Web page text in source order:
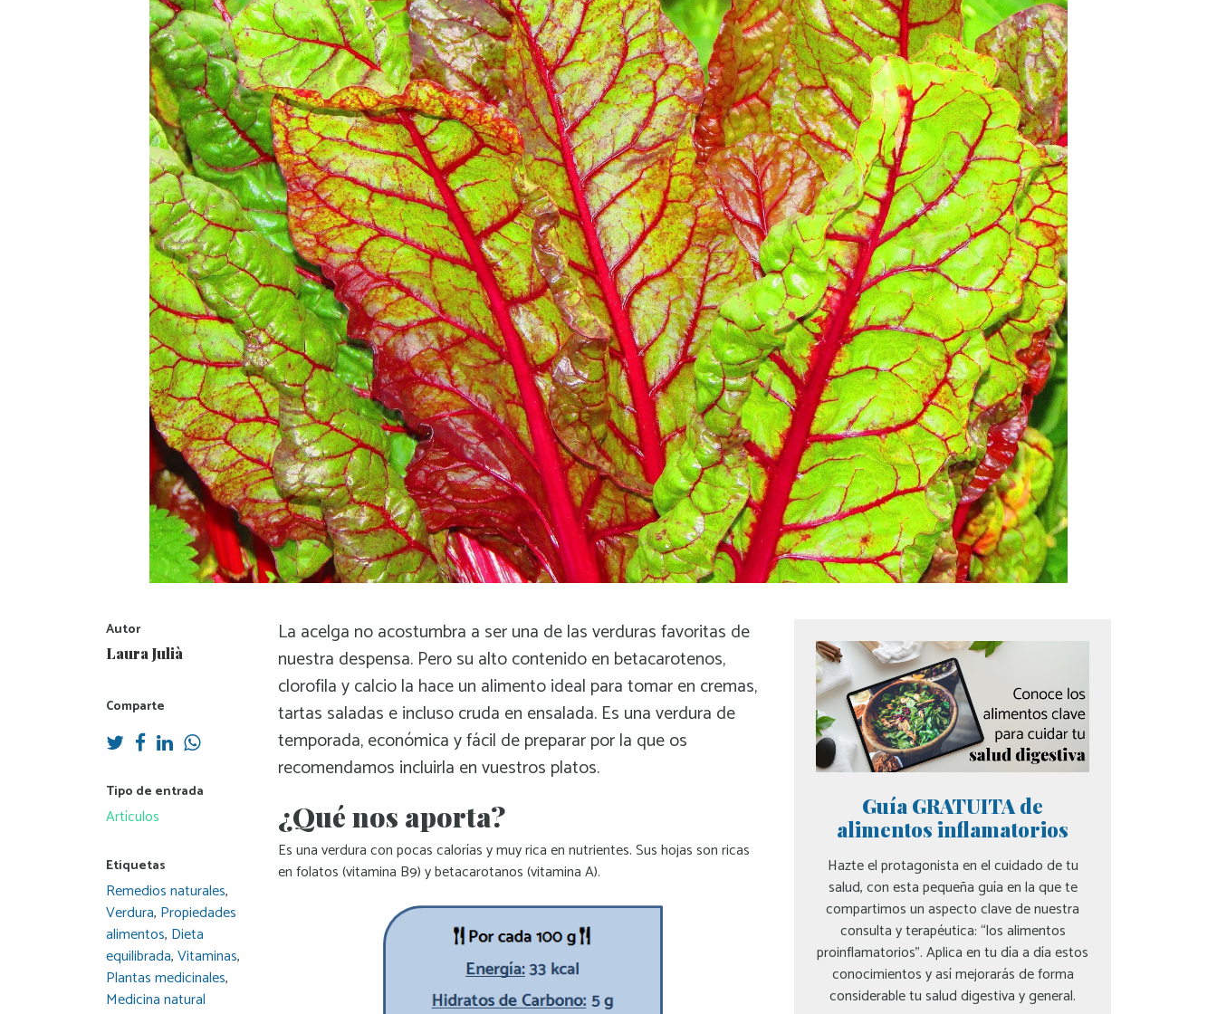
Autor
Laura Julià
Comparte
Tipo de entrada
Artículos
Etiquetas
Remedios naturales,
Verdura, Propiedades
alimentos, Dieta
equilibrada,Vitaminas,
Plantas medicinales,
Medicina natural
La acelga no acostumbra a ser una de las verduras favoritas de
nuestra despensa. Pero su alto contenido en betacarotenos,
clorofila y calcio la hace un alimento ideal para tomar en cremas,
tartas saladas e incluso cruda en ensalada. Es una verdura de
temporada, económica y fácil de preparar por la que os
recomendamos incluirla en vuestros platos.
¿Qué nos aporta?
Es una verdura con pocas calorías y muy rica en nutrientes. Sus hojas son ricas
en folatos (vitamina B9) y betacarotanos (vitamina A).
Guía GRATUITA de
alimentos inflamatorios
Hazte el protagonista en el cuidado de tu
salud, con esta pequeña guía en la que te
compartimos un aspecto clave de nuestra
consulta y terapéutica: “los alimentos
proinflamatorios”. Aplica en tu día a día estos
conocimientos y así mejorarás de forma
considerable tu salud digestiva y general.